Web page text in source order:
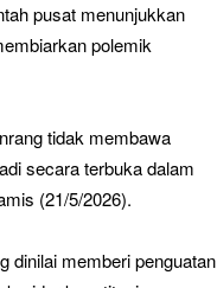
pusat menunjukkan
polemik
tidak membawa
secara terbuka dalam
(21/5/2026).
dinilai memberi penguatan